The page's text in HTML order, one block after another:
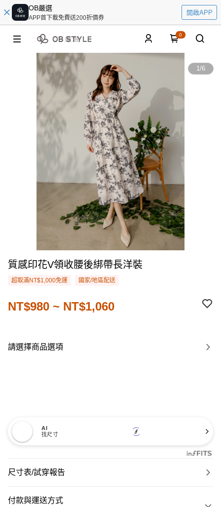
OB嚴選
APP首下載免費送200折價券
開啟APP
0
1/6
質感印花V領收腰後綁帶長洋裝
超取滿NT$1,000免運 國家/地區配送
NT$980 ~ NT$1,060
請選擇商品選項
AI
找尺寸
尺寸表/試穿報告
付款與運送方式